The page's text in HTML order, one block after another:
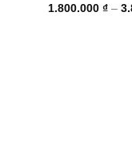
1.800.000 ₫ –